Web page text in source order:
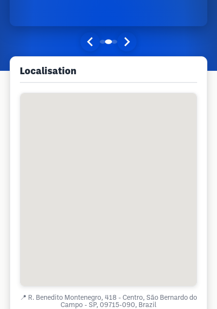
Localisation
📍 R. Benedito Montenegro, 418 - Centro, São Bernardo do
Campo - SP, 09715-090, Brazil